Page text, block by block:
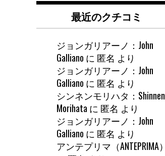
最近のクチコミ
ジョンガリアーノ：John
Galliano に 匿名 より
ジョンガリアーノ：John
Galliano に 匿名 より
シンネンモリハタ：Shinnen
Morihataに 匿名 より
ジョンガリアーノ：John
Galliano に 匿名 より
アンテプリマ（ANTEPRIMA）